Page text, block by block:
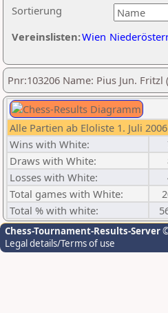
Sortierung
Vereinslisten:Wien
Pnr:103206 Name: Pius Jun. Fritzl (
Alle Partien ab Eloliste 1. Juli 2006
Wins with White:
Draws with White:
Losses with White:
Total games with White:
Total % with white:
Chess-Tournament-Results-Server
Legal details/Terms of use